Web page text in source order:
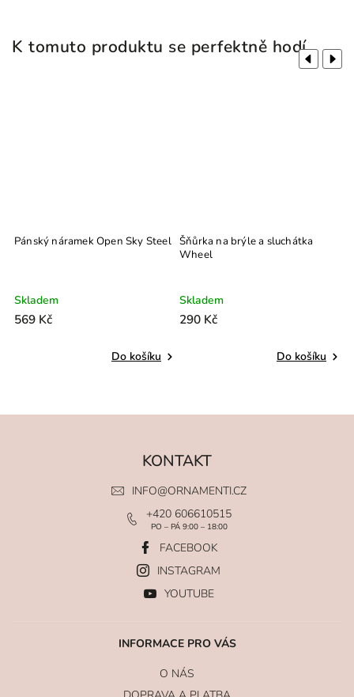
K tomuto produktu se perfektně hodí
Previous
Pánský náramek Open Sky Steel
Skladem
569 Kč
Do košíku
Šňůrka na brýle a sluchátka
Wheel
Skladem
290 Kč
Do košíku
Next
KONTAKT
INFO@ORNAMENTI.CZ
+420 606610515
PO – PÁ 9:00 – 18:00
FACEBOOK
INSTAGRAM
YOUTUBE
INFORMACE PRO VÁS
O NÁS